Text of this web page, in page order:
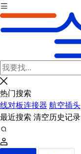
热门搜索
线对板连接器 航空插头
最近搜索 清空历史记录